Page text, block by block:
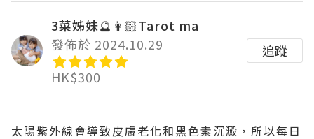
3菜姊妹🔮👩🏻Tarot ma
發佈於 2024.10.29
HK$300
追蹤
太陽紫外線會導致皮膚老化和黑色素沉澱，所以每日